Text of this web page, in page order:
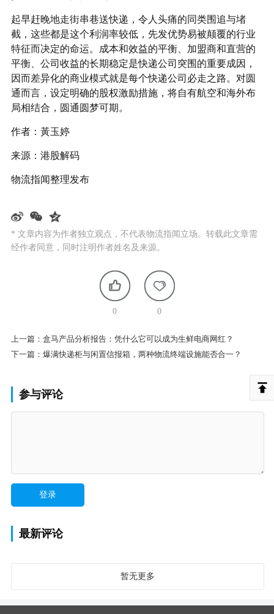
起早赶晚地走街串巷送快递，令人头痛的同类围追与堵
截，这些都是这个利润率较低，先发优势易被颠覆的行业
特征而决定的命运。成本和效益的平衡、加盟商和直营的
平衡、公司收益的长期稳定是快递公司突围的重要成因，
因而差异化的商业模式就是每个快递公司必走之路。对圆
通而言，设定明确的股权激励措施，将自有航空和海外布
局相结合，圆通圆梦可期。
作者：黃玉婷
来源：港股解码
物流指闻整理发布
* 文章内容为作者独立观点，不代表物流指闻立场。转载此文章需
经作者同意，同时注明作者姓名及来源。
0 0
上一篇： 盒马产品分析报告：凭什么它可以成为生鲜电商网红？
下一篇： 爆满快递柜与闲置信报箱，两种物流终端设施能否合一？
参与评论
最新评论
暂无更多